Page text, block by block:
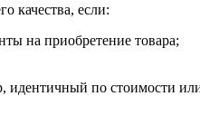
качества, если:
на приобретение товара;
идентичный по стоимости